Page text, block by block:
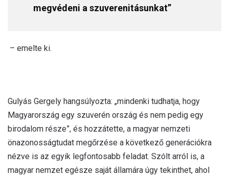
megvédeni a szuverenitásunkat”
– emelte ki.
Gulyás Gergely hangsúlyozta: „mindenki tudhatja, hogy
Magyarország egy szuverén ország és nem pedig egy
birodalom része”, és hozzátette, a magyar nemzeti
önazonosságtudat megőrzése a következő generációkra
nézve is az egyik legfontosabb feladat. Szólt arról is, a
magyar nemzet egésze saját államára úgy tekinthet, ahol